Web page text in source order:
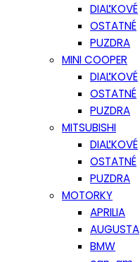
DIAĽKOVÉ
OSTATNÉ
PUZDRA
MINI COOPER
DIAĽKOVÉ
OSTATNÉ
PUZDRA
MITSUBISHI
DIAĽKOVÉ
OSTATNÉ
PUZDRA
MOTORKY
APRILIA
AUGUSTA
BMW